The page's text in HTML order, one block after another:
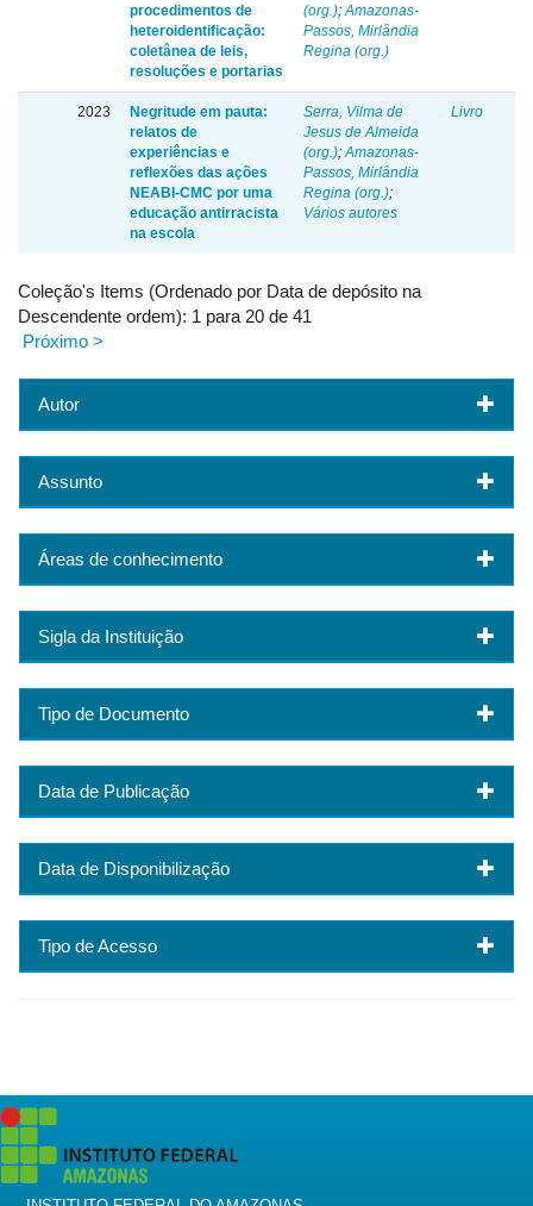
procedimentos de
heteroidentificação:
coletânea de leis,
resoluções e portarias
(org.);Amazonas-
Passos, Mirlândia
Regina (org.)
2023
Negritude em pauta:
relatos de
experiências e
reflexões das ações
NEABI-CMC por uma
educação antirracista
na escola
Serra, Vilma de
Jesus de Almeida
(org.);Amazonas-
Passos, Mirlândia
Regina (org.);
Vários autores
Livro
Coleção's Items (Ordenado por Data de depósito na
Descendente ordem): 1 para 20 de 41
Próximo >
Autor
Assunto
Áreas de conhecimento
Sigla da Instituição
Tipo de Documento
Data de Publicação
Data de Disponibilização
Tipo de Acesso